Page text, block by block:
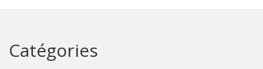
Catégories